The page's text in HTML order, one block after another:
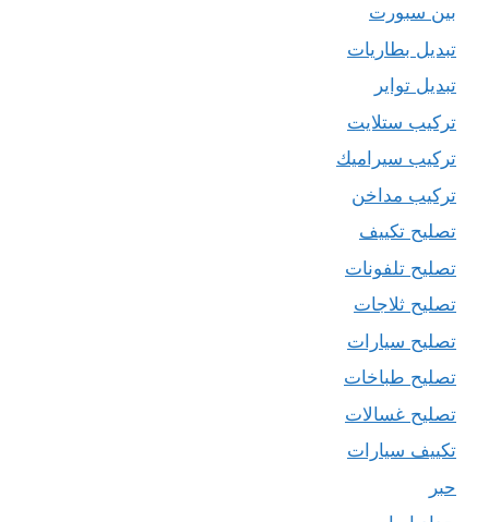
بين سبورت
تبديل بطاريات
تبديل تواير
تركيب ستلايت
تركيب سيراميك
تركيب مداخن
تصليح تكييف
تصليح تلفونات
تصليح ثلاجات
تصليح سيارات
تصليح طباخات
تصليح غسالات
تكييف سيارات
حبر